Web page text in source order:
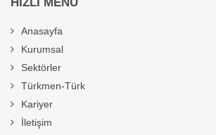
Anasayfa
Kurumsal
Sektörler
Türkmen-Türk
Kariyer
İletişim